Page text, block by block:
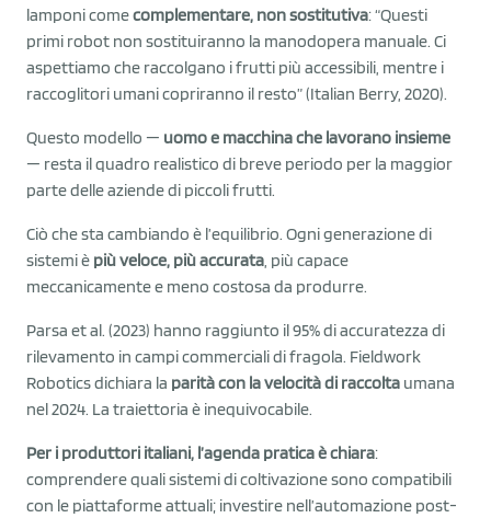
lamponi comecomplementare, non sostitutiva: “Questi
primi robot non sostituiranno la manodopera manuale. Ci
aspettiamo che raccolgano i frutti più accessibili, mentre i
raccoglitori umani copriranno il resto” (Italian Berry, 2020).
Questo modello — uomo e macchina che lavorano insieme
— resta il quadro realistico di breve periodo per la maggior
parte delle aziende di piccoli frutti.
Ciò che sta cambiando è l’equilibrio. Ogni generazione di
sistemi è più veloce, più accurata , più capace
meccanicamente e meno costosa da produrre.
Parsa et al. (2023) hanno raggiunto il 95% di accuratezza di
rilevamento in campi commerciali di fragola. Fieldwork
Robotics dichiara la parità con la velocità di raccolta umana
nel 2024. La traiettoria è inequivocabile.
Per i produttori italiani, l’agenda pratica è chiara:
comprendere quali sistemi di coltivazione sono compatibili
con le piattaforme attuali; investire nell’automazione post-